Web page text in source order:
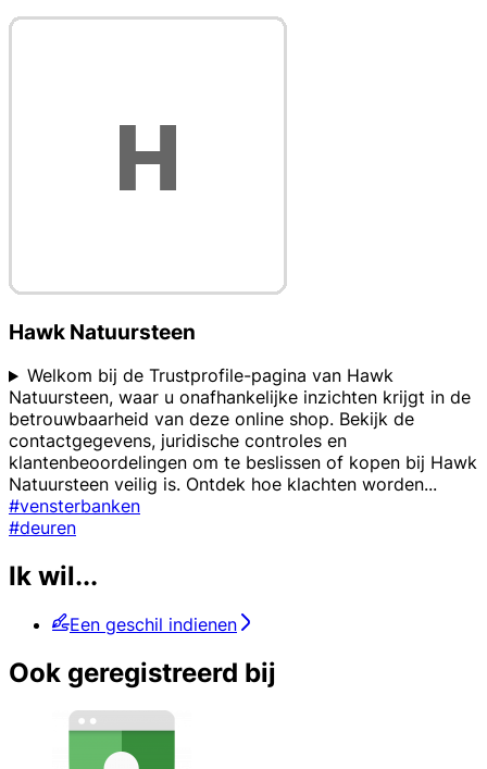
Hawk Natuursteen
Welkom bij de Trustprofile-pagina van Hawk
Natuursteen, waar u onafhankelijke inzichten krijgt in de
betrouwbaarheid van deze online shop. Bekijk de
contactgegevens, juridische controles en
klantenbeoordelingen om te beslissen of kopen bij Hawk
Natuursteen veilig is. Ontdek hoe klachten worden...
#vensterbanken
#deuren
Ik wil...
Een geschil indienen
Ook geregistreerd bij